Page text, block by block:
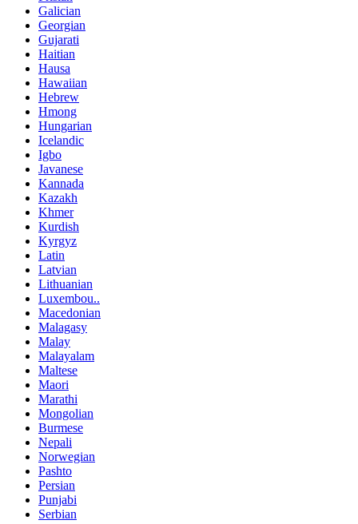
Galician
Georgian
Gujarati
Haitian
Hausa
Hawaiian
Hebrew
Hmong
Hungarian
Icelandic
Igbo
Javanese
Kannada
Kazakh
Khmer
Kurdish
Kyrgyz
Latin
Latvian
Lithuanian
Luxembou..
Macedonian
Malagasy
Malay
Malayalam
Maltese
Maori
Marathi
Mongolian
Burmese
Nepali
Norwegian
Pashto
Persian
Punjabi
Serbian